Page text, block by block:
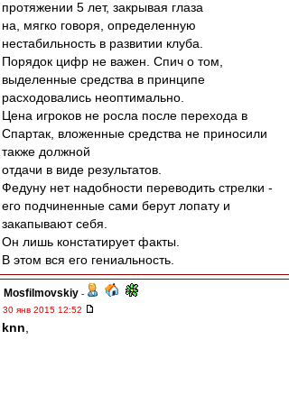
протяжении 5 лет, закрывая глаза
на, мягко говоря, определенную
нестабильность в развитии клуба.
Порядок цифр не важен. Спич о том,
выделенные средства в принципе
расходовались неоптимально.
Цена игроков не росла после перехода в
Спартак, вложенные средства не приносили
также должной
отдачи в виде результатов.
Федуну нет надобности переводить стрелки -
его подчиненные сами берут лопату и
закапывают себя.
Он лишь констатирует факты.
В этом вся его гениальность.
Mosfilmovskiy -
30 янв 2015 12:52
knn